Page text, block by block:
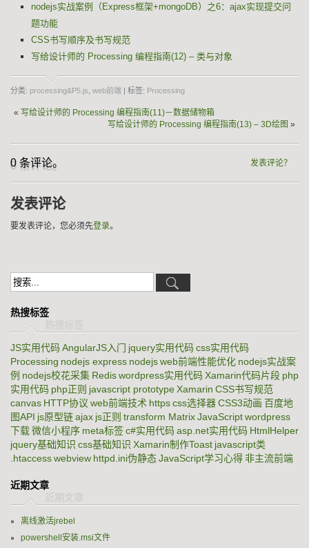
nodejs实战案例（Express框架+mongoDB）之6：ajax实现提交问
题功能
CSS书写顺序及书写规范
写给设计师的 Processing 编程指南(12) – 类与对象
分类: processing&P5.js web前端 | 标签: Processing
« 写给设计师的 Processing 编程指南(11)－数据储物箱
写给设计师的 Processing 编程指南(13) – 3D绘图 »
发表评论？
0 条评论。
发表评论
要发表评论，您必须先登录。
热搜标签
JS实用代码AngularJS入门 jquery实用代码css实用代码
Processing nodejs express nodejsweb前端性能优化 nodejs实战案
例 nodejs校花采集 Rediswordpress实用代码Xamarin代码片段 php
实用代码 php正则 javascript prototypeXamarin CSS书写规范
canvas HTTP协议 web前端技术 httpscss选择器CSS3动画 百度地
图API js原型链ajax js正则 transform MatrixJavaScriptwordpress
下载微信小程序 meta标签c#实用代码asp.net实用代码 HtmlHelper
jquery基础知识 css基础知识 Xamarin制作Toast javascript类
.htaccesswebview httpd.ini伪静态JavaScript学习心得非主流前端
近期文章
离线激活jrebel
powershell安装.msi文件